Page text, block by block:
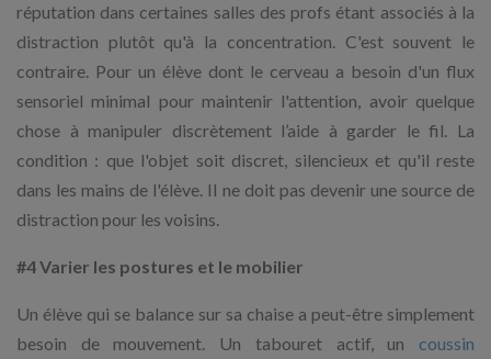
réputation dans certaines salles des profs étant associés à la
distraction plutôt qu'à la concentration. C'est souvent le
contraire. Pour un élève dont le cerveau a besoin d'un flux
sensoriel minimal pour maintenir l'attention, avoir quelque
chose à manipuler discrètement l’aide à garder le fil. La
condition : que l'objet soit discret, silencieux et qu'il reste
dans les mains de l'élève. Il ne doit pas devenir une source de
distraction pour les voisins.
#4 Varier les postures et le mobilier
Un élève qui se balance sur sa chaise a peut-être simplement
besoin de mouvement. Un tabouret actif, un coussin